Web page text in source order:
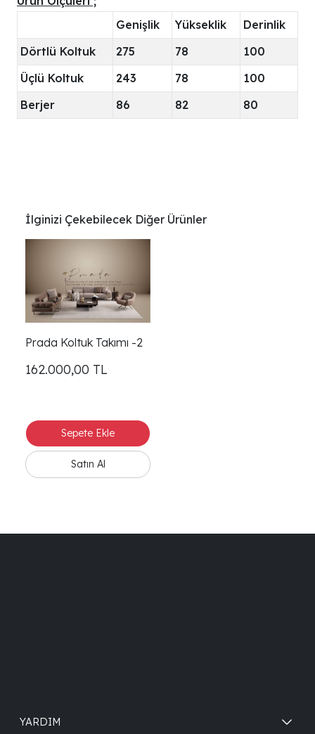
Genişlik
Yükseklik
Derinlik
Dörtlü Koltuk
275 78
100
Üçlü Koltuk
243 78
100
Berjer
86 82 80
İlginizi Çekebilecek Diğer Ürünler
Prada Koltuk Takımı -2
162.000,00 TL
YARDIM